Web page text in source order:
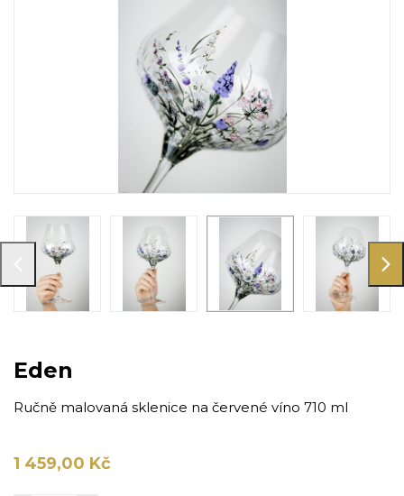
Eden
Ručně malovaná sklenice na červené víno 710 ml
1 459,00 Kč